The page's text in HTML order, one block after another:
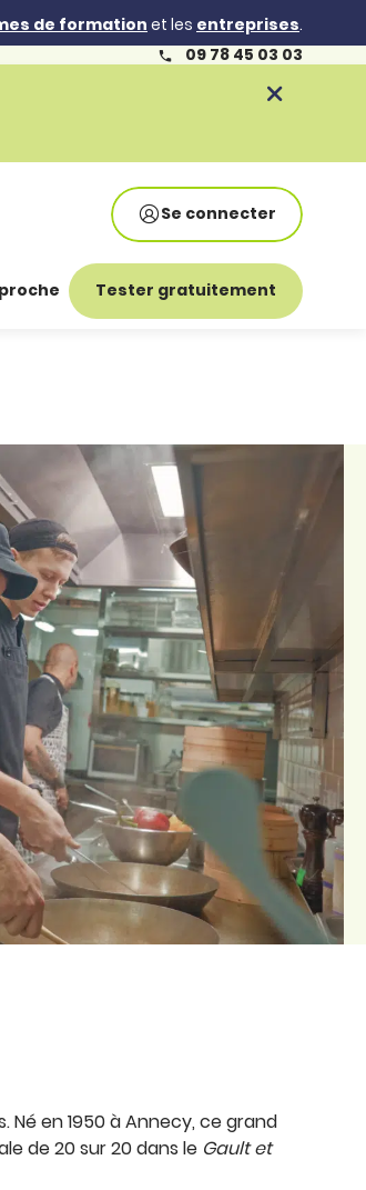
de formation et les entreprises.
09 78 45 03 03
Se connecter
Tester gratuitement
en 1950 à Annecy, ce grand
de 20 sur 20 dans le Gault et